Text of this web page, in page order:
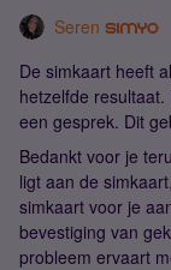
Seren
De simkaart heeft
hetzelfde
een gesprek. Dit
Bedankt voor je
ligt aan de
simkaart voor je
bevestiging van
probleem ervaart